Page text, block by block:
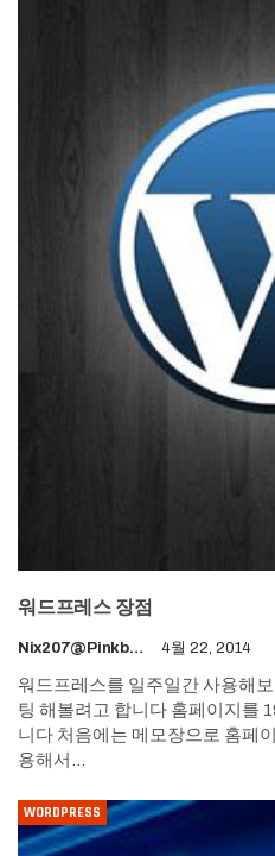
워드프레스 장점
Nix207@pinkboy.org 4월 22, 2014
워드프레스를 일주일간 사용해
팅 해볼려고 합니다 홈페이지를
니다 처음에는 메모장으로 홈페
용해서…
WORDPRESS